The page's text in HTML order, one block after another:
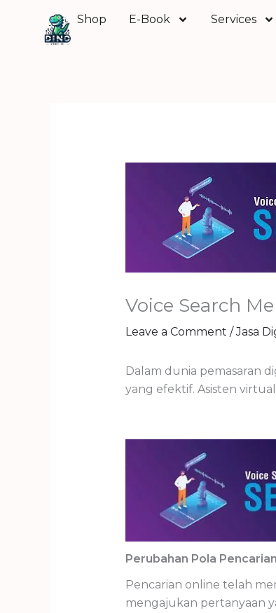
content
Shop E-Book Services
Voice Search
Leave a Comment /Jasa
Dalam dunia pemasaran
yang efektif. Asisten
Perubahan Pola Pencarian
Pencarian online telah
mengajukan pertanyaan